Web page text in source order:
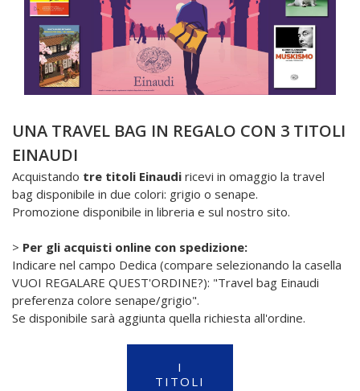
UNA TRAVEL BAG IN REGALO CON 3 TITOLI
EINAUDI
Acquistando tre titoli Einaudi ricevi in omaggio la travel
bag disponibile in due colori: grigio o senape.
Promozione disponibile in libreria e sul nostro sito.
> Per gli acquisti online con spedizione:
Indicare nel campo Dedica (compare selezionando la casella
VUOI REGALARE QUEST'ORDINE?): "Travel bag Einaudi
preferenza colore senape/grigio".
Se disponibile sarà aggiunta quella richiesta all'ordine.
I
TITOLI